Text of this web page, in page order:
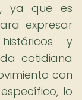
ya que es
expresar
y
cotidiana
con
lo